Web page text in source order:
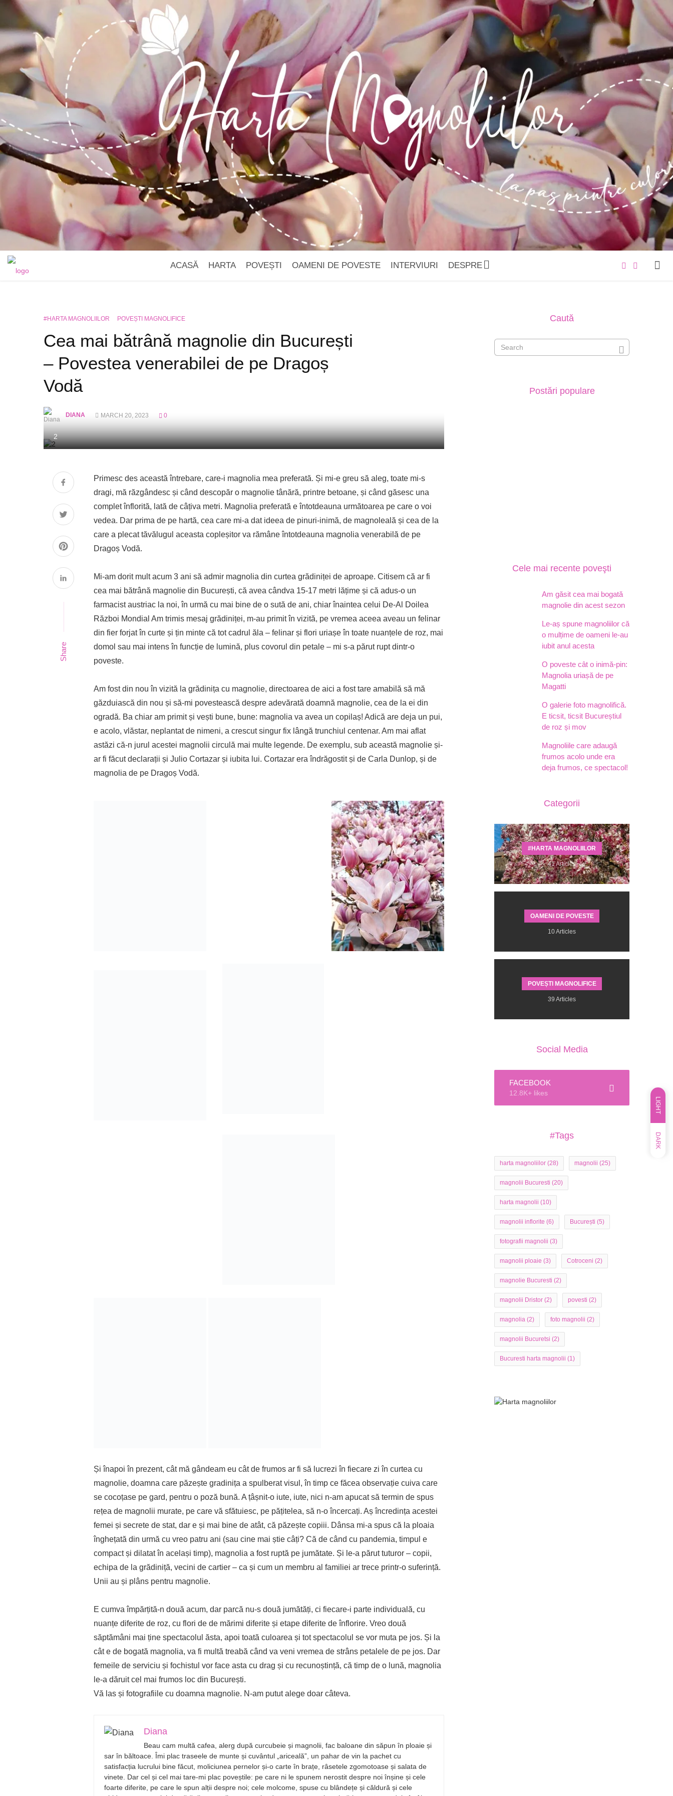
LIGHT
DARK
ACASĂ HARTA POVEȘTI OAMENI DE POVESTE INTERVIURI DESPRE
#HARTA MAGNOLIILOR POVEȘTI MAGNOLIFICE
Cea mai bătrână magnolie din București
– Povestea venerabilei de pe Dragoș
Vodă
DIANA MARCH 20, 2023 0
2
Share
Primesc des această întrebare, care-i magnolia mea preferată. Și mi-e greu să aleg, toate mi-s
dragi, mă răzgândesc și când descopăr o magnolie tânără, printre betoane, și când găsesc una
complet înflorită, lată de câțiva metri. Magnolia preferată e întotdeauna următoarea pe care o voi
vedea. Dar prima de pe hartă, cea care mi-a dat ideea de pinuri-inimă, de magnoleală și cea de la
care a plecat tăvălugul aceasta copleșitor va rămâne întotdeauna magnolia venerabilă de pe
Dragoș Vodă.
Mi-am dorit mult acum 3 ani să admir magnolia din curtea grădiniței de aproape. Citisem că ar fi
cea mai bătrână magnolie din București, că avea cândva 15-17 metri lățime și că adus-o un
farmacist austriac la noi, în urmă cu mai bine de o sută de ani, chiar înaintea celui De-Al Doilea
Război Mondial Am trimis mesaj grădiniței, m-au primit în vizită, pe vremea aceea aveau un felinar
din fier forjat în curte și țin minte că tot cadrul ăla – felinar și flori uriașe în toate nuanțele de roz, mai
domol sau mai intens în funcție de lumină, plus covorul din petale – mi s-a părut rupt dintr-o
poveste.
Am fost din nou în vizită la grădinița cu magnolie, directoarea de aici a fost tare amabilă să mă
găzduiască din nou și să-mi povestească despre adevărată doamnă magnolie, cea de la ei din
ogradă. Ba chiar am primit și vești bune, bune: magnolia va avea un copilaș! Adică are deja un pui,
e acolo, vlăstar, neplantat de nimeni, a crescut singur fix lângă trunchiul centenar. Am mai aflat
astăzi că-n jurul acestei magnolii circulă mai multe legende. De exemplu, sub această magnolie și-
ar fi făcut declarații și Julio Cortazar și iubita lui. Cortazar era îndrăgostit și de Carla Dunlop, și de
magnolia de pe Dragoș Vodă.
Și înapoi în prezent, cât mă gândeam eu cât de frumos ar fi să lucrezi în fiecare zi în curtea cu
magnolie, doamna care păzește gradinița a spulberat visul, în timp ce făcea observație cuiva care
se cocoțase pe gard, pentru o poză bună. A țâșnit-o iute, iute, nici n-am apucat să termin de spus
rețea de magnolii murate, pe care vă sfătuiesc, pe pățitelea, să n-o încercați. Aș încredința acestei
femei și secrete de stat, dar e și mai bine de atât, că păzește copiii. Dânsa mi-a spus că la ploaia
înghețată din urmă cu vreo patru ani (sau cine mai știe câți? Că de când cu pandemia, timpul e
compact și dilatat în același timp), magnolia a fost ruptă pe jumătate. Și le-a părut tuturor – copii,
echipa de la grădiniță, vecini de cartier – ca și cum un membru al familiei ar trece printr-o suferință.
Unii au și plâns pentru magnolie.
E cumva împărțită-n două acum, dar parcă nu-s două jumătăți, ci fiecare-i parte individuală, cu
nuanțe diferite de roz, cu flori de de mărimi diferite și etape diferite de înflorire. Vreo două
săptămâni mai ține spectacolul ăsta, apoi toată culoarea și tot spectacolul se vor muta pe jos. Și la
cât e de bogată magnolia, va fi multă treabă când va veni vremea de strâns petalele de pe jos. Dar
femeile de serviciu și fochistul vor face asta cu drag și cu recunoștință, că timp de o lună, magnolia
le-a dăruit cel mai frumos loc din București.
Vă las și fotografiile cu doamna magnolie. N-am putut alege doar câteva.
Diana
Beau cam multă cafea, alerg după curcubeie și magnolii, fac baloane din săpun în ploaie și
sar în băltoace. Îmi plac traseele de munte și cuvântul „ariceală”, un pahar de vin la pachet cu
satisfacția lucrului bine făcut, moliciunea pernelor și-o carte în brațe, râsetele zgomotoase și salata de
vinete. Dar cel și cel mai tare-mi plac poveștile: pe care ni le spunem nerostit despre noi înșine și cele
foarte diferite, pe care le spun alții despre noi; cele molcome, spuse cu blândețe și căldură și cele
Caută
Postări populare
Cele mai recente poveşti
Am găsit cea mai bogată
magnolie din acest sezon
Le-aș spune magnoliilor că
o mulțime de oameni le-au
iubit anul acesta
O poveste cât o inimă-pin:
Magnolia uriașă de pe
Magatti
O galerie foto magnolifică.
E ticsit, ticsit Bucureștiul
de roz și mov
Magnoliile care adaugă
frumos acolo unde era
deja frumos, ce spectacol!
Categorii
#HARTA MAGNOLIILOR
41 Articles
OAMENI DE POVESTE
10 Articles
POVEȘTI MAGNOLIFICE
39 Articles
Social Media
FACEBOOK
12.8K+ likes
#Tags
harta magnoliilor (28) magnolii (25)
magnolii Bucuresti (20)
harta magnolii (10)
magnolii inflorite (6) București (5)
fotografii magnolii (3)
magnolii ploaie (3) Cotroceni (2)
magnolie Bucuresti (2)
magnolii Dristor (2) povesti (2)
magnolia (2) foto magnolii (2)
magnolii Bucuretsi (2)
Bucuresti harta magnolii (1)